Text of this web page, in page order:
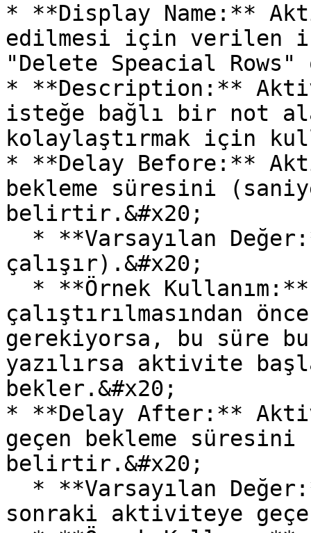
* **Display Name:**
edilmesi için verilen
"Delete Speacial
* **Description:**
isteğe bağlı bir not
kolaylaştırmak için
* **Delay Before:**
bekleme süresini
belirtir.&#x20;
çalışır).&#x20;
çalıştırılmasından
gerekiyorsa, bu süre
yazılırsa aktivite
bekler.&#x20;
* **Delay After:**
geçen bekleme
belirtir.&#x20;
sonraki aktiviteye